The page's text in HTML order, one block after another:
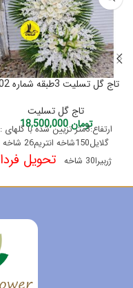
تاج گل تسلیت 3طبقه شماره 102
تاج گل تسلیت
تومان18,500,000
ارتفاع:3متر تزیین شده با گلهای :
گلایل150شاخه انتریم26 شاخه
ژربیرا30 شاخه
تحویل فردا